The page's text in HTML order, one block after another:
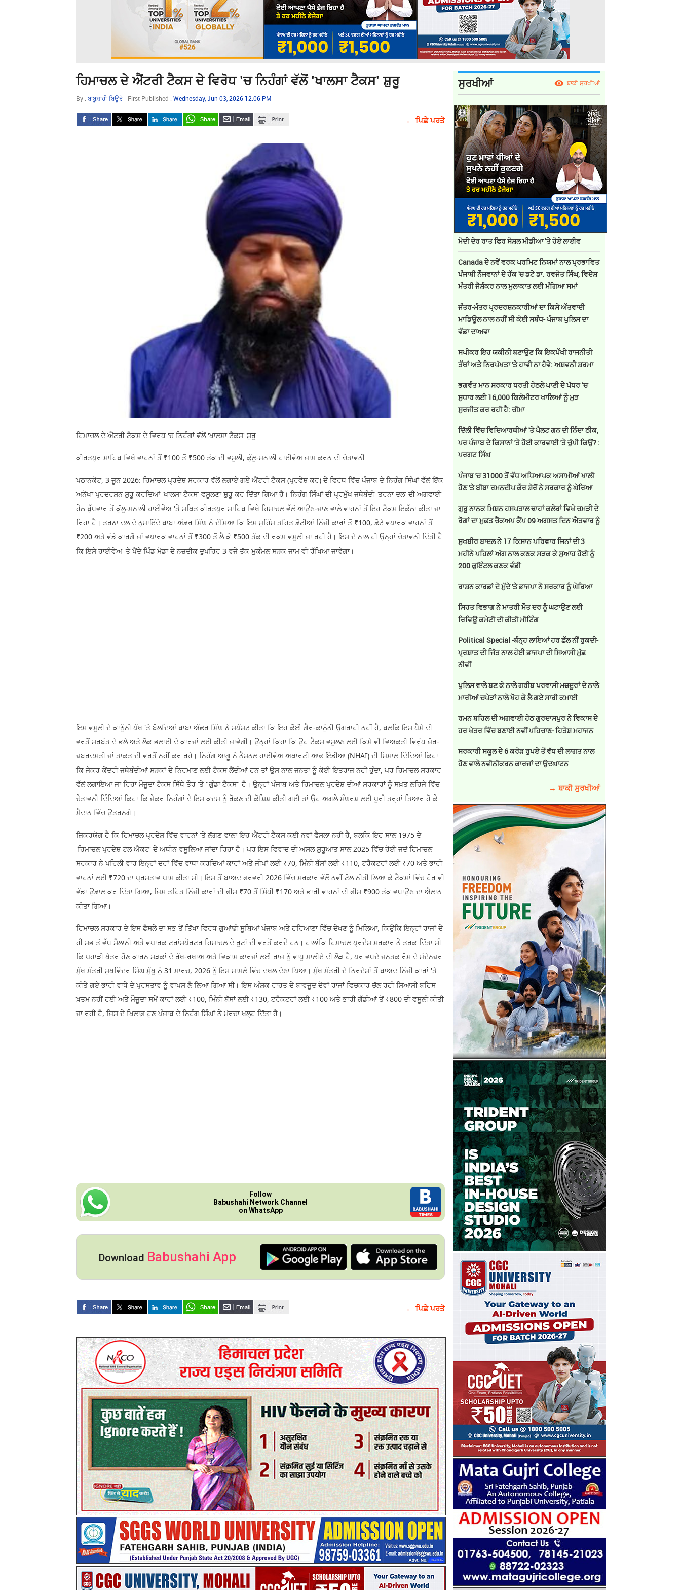
ਹਿਮਾਚਲ ਦੇ ਐਂਟਰੀ ਟੈਕਸ ਦੇ ਵਿਰੋਧ 'ਚ ਨਿਹੰਗਾਂ ਵੱਲੋਂ 'ਖਾਲਸਾ ਟੈਕਸ' ਸ਼ੁਰੂ
By : ਬਾਬੂਸ਼ਾਹੀ ਬਿਊਰੋ First Published : Wednesday, Jun 03, 2026 12:06 PM
← ਪਿਛੇ ਪਰਤੋ
ਹਿਮਾਚਲ ਦੇ ਐਂਟਰੀ ਟੈਕਸ ਦੇ ਵਿਰੋਧ 'ਚ ਨਿਹੰਗਾਂ ਵੱਲੋਂ 'ਖਾਲਸਾ ਟੈਕਸ' ਸ਼ੁਰੂ
ਕੀਰਤਪੁਰ ਸਾਹਿਬ ਵਿਖੇ ਵਾਹਨਾਂ ਤੋਂ ₹100 ਤੋਂ ₹500 ਤੱਕ ਦੀ ਵਸੂਲੀ, ਕੁੱਲੂ-ਮਨਾਲੀ ਹਾਈਵੇਅ ਜਾਮ ਕਰਨ ਦੀ ਚੇਤਾਵਨੀ
ਪਠਾਨਕੋਟ, 3 ਜੂਨ 2026: ਹਿਮਾਚਲ ਪ੍ਰਦੇਸ਼ ਸਰਕਾਰ ਵੱਲੋਂ ਲਗਾਏ ਗਏ ਐਂਟਰੀ ਟੈਕਸ (ਪ੍ਰਵੇਸ਼ ਕਰ) ਦੇ ਵਿਰੋਧ ਵਿੱਚ ਪੰਜਾਬ ਦੇ ਨਿਹੰਗ ਸਿੰਘਾਂ ਵੱਲੋਂ ਇੱਕ
ਅਨੋਖਾ ਪ੍ਰਦਰਸ਼ਨ ਸ਼ੁਰੂ ਕਰਦਿਆਂ 'ਖਾਲਸਾ ਟੈਕਸ' ਵਸੂਲਣਾ ਸ਼ੁਰੂ ਕਰ ਦਿੱਤਾ ਗਿਆ ਹੈ। ਨਿਹੰਗ ਸਿੰਘਾਂ ਦੀ ਪ੍ਰਮੁੱਖ ਜਥੇਬੰਦੀ 'ਤਰਨਾ ਦਲ' ਦੀ ਅਗਵਾਈ
ਹੇਠ ਬੁੱਧਵਾਰ ਤੋਂ ਕੁੱਲੂ-ਮਨਾਲੀ ਹਾਈਵੇਅ 'ਤੇ ਸਥਿਤ ਕੀਰਤਪੁਰ ਸਾਹਿਬ ਵਿਖੇ ਹਿਮਾਚਲ ਵੱਲੋਂ ਆਉਣ-ਜਾਣ ਵਾਲੇ ਵਾਹਨਾਂ ਤੋਂ ਇਹ ਟੈਕਸ ਇਕੱਠਾ ਕੀਤਾ ਜਾ
ਰਿਹਾ ਹੈ। ਤਰਨਾ ਦਲ ਦੇ ਨੁਮਾਇੰਦੇ ਬਾਬਾ ਅੱਛਰ ਸਿੰਘ ਨੇ ਦੱਸਿਆ ਕਿ ਇਸ ਮੁਹਿੰਮ ਤਹਿਤ ਛੋਟੀਆਂ ਨਿੱਜੀ ਕਾਰਾਂ ਤੋਂ ₹100, ਛੋਟੇ ਵਪਾਰਕ ਵਾਹਨਾਂ ਤੋਂ
₹200 ਅਤੇ ਵੱਡੇ ਕਾਰਗੋ ਜਾਂ ਵਪਾਰਕ ਵਾਹਨਾਂ ਤੋਂ ₹300 ਤੋਂ ਲੈ ਕੇ ₹500 ਤੱਕ ਦੀ ਰਕਮ ਵਸੂਲੀ ਜਾ ਰਹੀ ਹੈ। ਇਸ ਦੇ ਨਾਲ ਹੀ ਉਨ੍ਹਾਂ ਚੇਤਾਵਨੀ ਦਿੱਤੀ ਹੈ
ਕਿ ਇਸੇ ਹਾਈਵੇਅ 'ਤੇ ਪੈਂਦੇ ਪਿੰਡ ਮੋਡਾ ਦੇ ਨਜ਼ਦੀਕ ਦੁਪਹਿਰ 3 ਵਜੇ ਤੱਕ ਮੁਕੰਮਲ ਸੜਕ ਜਾਮ ਵੀ ਰੱਖਿਆ ਜਾਵੇਗਾ।
ਇਸ ਵਸੂਲੀ ਦੇ ਕਾਨੂੰਨੀ ਪੱਖ 'ਤੇ ਬੋਲਦਿਆਂ ਬਾਬਾ ਅੱਛਰ ਸਿੰਘ ਨੇ ਸਪੱਸ਼ਟ ਕੀਤਾ ਕਿ ਇਹ ਕੋਈ ਗੈਰ-ਕਾਨੂੰਨੀ ਉਗਰਾਹੀ ਨਹੀਂ ਹੈ, ਬਲਕਿ ਇਸ ਪੈਸੇ ਦੀ
ਵਰਤੋਂ ਸਰਬੱਤ ਦੇ ਭਲੇ ਅਤੇ ਲੋਕ ਭਲਾਈ ਦੇ ਕਾਰਜਾਂ ਲਈ ਕੀਤੀ ਜਾਵੇਗੀ। ਉਨ੍ਹਾਂ ਕਿਹਾ ਕਿ ਉਹ ਟੈਕਸ ਵਸੂਲਣ ਲਈ ਕਿਸੇ ਵੀ ਵਿਅਕਤੀ ਵਿਰੁੱਧ ਜ਼ੋਰ-
ਜ਼ਬਰਦਸਤੀ ਜਾਂ ਤਾਕਤ ਦੀ ਵਰਤੋਂ ਨਹੀਂ ਕਰ ਰਹੇ। ਨਿਹੰਗ ਆਗੂ ਨੇ ਨੈਸ਼ਨਲ ਹਾਈਵੇਅ ਅਥਾਰਟੀ ਆਫ਼ ਇੰਡੀਆ (NHAI) ਦੀ ਮਿਸਾਲ ਦਿੰਦਿਆਂ ਕਿਹਾ
ਕਿ ਜੇਕਰ ਕੇਂਦਰੀ ਜਥੇਬੰਦੀਆਂ ਸੜਕਾਂ ਦੇ ਨਿਰਮਾਣ ਲਈ ਟੈਕਸ ਲੈਂਦੀਆਂ ਹਨ ਤਾਂ ਉਸ ਨਾਲ ਜਨਤਾ ਨੂੰ ਕੋਈ ਇਤਰਾਜ਼ ਨਹੀਂ ਹੁੰਦਾ, ਪਰ ਹਿਮਾਚਲ ਸਰਕਾਰ
ਵੱਲੋਂ ਲਗਾਇਆ ਜਾ ਰਿਹਾ ਮੌਜੂਦਾ ਟੈਕਸ ਸਿੱਧੇ ਤੌਰ 'ਤੇ "ਗੁੰਡਾ ਟੈਕਸ" ਹੈ। ਉਨ੍ਹਾਂ ਪੰਜਾਬ ਅਤੇ ਹਿਮਾਚਲ ਪ੍ਰਦੇਸ਼ ਦੀਆਂ ਸਰਕਾਰਾਂ ਨੂੰ ਸਖ਼ਤ ਲਹਿਜੇ ਵਿੱਚ
ਚੇਤਾਵਨੀ ਦਿੰਦਿਆਂ ਕਿਹਾ ਕਿ ਜੇਕਰ ਨਿਹੰਗਾਂ ਦੇ ਇਸ ਕਦਮ ਨੂੰ ਰੋਕਣ ਦੀ ਕੋਸ਼ਿਸ਼ ਕੀਤੀ ਗਈ ਤਾਂ ਉਹ ਅਗਲੇ ਸੰਘਰਸ਼ ਲਈ ਪੂਰੀ ਤਰ੍ਹਾਂ ਤਿਆਰ ਹੋ ਕੇ
ਮੈਦਾਨ ਵਿੱਚ ਉਤਰਨਗੇ।
ਜ਼ਿਕਰਯੋਗ ਹੈ ਕਿ ਹਿਮਾਚਲ ਪ੍ਰਦੇਸ਼ ਵਿੱਚ ਵਾਹਨਾਂ 'ਤੇ ਲੱਗਣ ਵਾਲਾ ਇਹ ਐਂਟਰੀ ਟੈਕਸ ਕੋਈ ਨਵਾਂ ਫੈਸਲਾ ਨਹੀਂ ਹੈ, ਬਲਕਿ ਇਹ ਸਾਲ 1975 ਦੇ
'ਹਿਮਾਚਲ ਪ੍ਰਦੇਸ਼ ਟੋਲ ਐਕਟ' ਦੇ ਅਧੀਨ ਵਸੂਲਿਆ ਜਾਂਦਾ ਰਿਹਾ ਹੈ। ਪਰ ਇਸ ਵਿਵਾਦ ਦੀ ਅਸਲ ਸ਼ੁਰੂਆਤ ਸਾਲ 2025 ਵਿੱਚ ਹੋਈ ਜਦੋਂ ਹਿਮਾਚਲ
ਸਰਕਾਰ ਨੇ ਪਹਿਲੀ ਵਾਰ ਇਨ੍ਹਾਂ ਦਰਾਂ ਵਿੱਚ ਵਾਧਾ ਕਰਦਿਆਂ ਕਾਰਾਂ ਅਤੇ ਜੀਪਾਂ ਲਈ ₹70, ਮਿੰਨੀ ਬੱਸਾਂ ਲਈ ₹110, ਟਰੈਕਟਰਾਂ ਲਈ ₹70 ਅਤੇ ਭਾਰੀ
ਵਾਹਨਾਂ ਲਈ ₹720 ਦਾ ਪ੍ਰਸਤਾਵ ਪਾਸ ਕੀਤਾ ਸੀ। ਇਸ ਤੋਂ ਬਾਅਦ ਫਰਵਰੀ 2026 ਵਿੱਚ ਸਰਕਾਰ ਵੱਲੋਂ ਨਵੀਂ ਟੋਲ ਨੀਤੀ ਲਿਆ ਕੇ ਟੈਕਸਾਂ ਵਿੱਚ ਹੋਰ ਵੀ
ਵੱਡਾ ਉਛਾਲ ਕਰ ਦਿੱਤਾ ਗਿਆ, ਜਿਸ ਤਹਿਤ ਨਿੱਜੀ ਕਾਰਾਂ ਦੀ ਫੀਸ ₹70 ਤੋਂ ਸਿੱਧੀ ₹170 ਅਤੇ ਭਾਰੀ ਵਾਹਨਾਂ ਦੀ ਫੀਸ ₹900 ਤੱਕ ਵਧਾਉਣ ਦਾ ਐਲਾਨ
ਕੀਤਾ ਗਿਆ।
ਹਿਮਾਚਲ ਸਰਕਾਰ ਦੇ ਇਸ ਫੈਸਲੇ ਦਾ ਸਭ ਤੋਂ ਤਿੱਖਾ ਵਿਰੋਧ ਗੁਆਂਢੀ ਸੂਬਿਆਂ ਪੰਜਾਬ ਅਤੇ ਹਰਿਆਣਾ ਵਿੱਚ ਦੇਖਣ ਨੂੰ ਮਿਲਿਆ, ਕਿਉਂਕਿ ਇਨ੍ਹਾਂ ਰਾਜਾਂ ਦੇ
ਹੀ ਸਭ ਤੋਂ ਵੱਧ ਸੈਲਾਨੀ ਅਤੇ ਵਪਾਰਕ ਟਰਾਂਸਪੋਰਟਰ ਹਿਮਾਚਲ ਦੇ ਰੂਟਾਂ ਦੀ ਵਰਤੋਂ ਕਰਦੇ ਹਨ। ਹਾਲਾਂਕਿ ਹਿਮਾਚਲ ਪ੍ਰਦੇਸ਼ ਸਰਕਾਰ ਨੇ ਤਰਕ ਦਿੱਤਾ ਸੀ
ਕਿ ਪਹਾੜੀ ਖੇਤਰ ਹੋਣ ਕਾਰਨ ਸੜਕਾਂ ਦੇ ਰੱਖ-ਰਖਾਅ ਅਤੇ ਵਿਕਾਸ ਕਾਰਜਾਂ ਲਈ ਰਾਜ ਨੂੰ ਵਾਧੂ ਮਾਲੀਏ ਦੀ ਲੋੜ ਹੈ, ਪਰ ਵਧਦੇ ਜਨਤਕ ਰੋਸ ਦੇ ਮੱਦੇਨਜ਼ਰ
ਮੁੱਖ ਮੰਤਰੀ ਸੁਖਵਿੰਦਰ ਸਿੰਘ ਸੁੱਖੂ ਨੂੰ 31 ਮਾਰਚ, 2026 ਨੂੰ ਇਸ ਮਾਮਲੇ ਵਿੱਚ ਦਖਲ ਦੇਣਾ ਪਿਆ। ਮੁੱਖ ਮੰਤਰੀ ਦੇ ਨਿਰਦੇਸ਼ਾਂ ਤੋਂ ਬਾਅਦ ਨਿੱਜੀ ਕਾਰਾਂ 'ਤੇ
ਕੀਤੇ ਗਏ ਭਾਰੀ ਵਾਧੇ ਦੇ ਪ੍ਰਸਤਾਵ ਨੂੰ ਵਾਪਸ ਲੈ ਲਿਆ ਗਿਆ ਸੀ। ਇਸ ਅੰਸ਼ਕ ਰਾਹਤ ਦੇ ਬਾਵਜੂਦ ਦੋਵਾਂ ਰਾਜਾਂ ਵਿਚਕਾਰ ਚੱਲ ਰਹੀ ਸਿਆਸੀ ਬਹਿਸ
ਖ਼ਤਮ ਨਹੀਂ ਹੋਈ ਅਤੇ ਮੌਜੂਦਾ ਸਮੇਂ ਕਾਰਾਂ ਲਈ ₹100, ਮਿੰਨੀ ਬੱਸਾਂ ਲਈ ₹130, ਟਰੈਕਟਰਾਂ ਲਈ ₹100 ਅਤੇ ਭਾਰੀ ਗੱਡੀਆਂ ਤੋਂ ₹800 ਦੀ ਵਸੂਲੀ ਕੀਤੀ
ਜਾ ਰਹੀ ਹੈ, ਜਿਸ ਦੇ ਖਿਲਾਫ਼ ਹੁਣ ਪੰਜਾਬ ਦੇ ਨਿਹੰਗ ਸਿੰਘਾਂ ਨੇ ਮੋਰਚਾ ਖੋਲ੍ਹ ਦਿੱਤਾ ਹੈ।
Follow
Babushahi Network Channel
on WhatsApp
Download Babushahi App
← ਪਿਛੇ ਪਰਤੋ
ਸੁਰਖੀਆਂ ਬਾਕੀ ਸੁਰਖੀਆਂ
ਮੋਦੀ ਦੇਰ ਰਾਤ ਫਿਰ ਸੋਸ਼ਲ ਮੀਡੀਆ ’ਤੇ ਹੋਏ ਲਾਈਵ
Canada ਦੇ ਨਵੇਂ ਵਰਕ ਪਰਮਿਟ ਨਿਯਮਾਂ ਨਾਲ ਪ੍ਰਭਾਵਿਤ
ਪੰਜਾਬੀ ਨੌਜਵਾਨਾਂ ਦੇ ਹੱਕ 'ਚ ਡਟੇ ਡਾ. ਰਵਜੋਤ ਸਿੰਘ, ਵਿਦੇਸ਼
ਮੰਤਰੀ ਜੈਸ਼ੰਕਰ ਨਾਲ ਮੁਲਾਕਾਤ ਲਈ ਮੰਗਿਆ ਸਮਾਂ
ਜੰਤਰ-ਮੰਤਰ ਪ੍ਰਦਰਸ਼ਨਕਾਰੀਆਂ ਦਾ ਕਿਸੇ ਅੱਤਵਾਦੀ
ਮਾਡਿਊਲ ਨਾਲ ਨਹੀਂ ਸੀ ਕੋਈ ਸਬੰਧ- ਪੰਜਾਬ ਪੁਲਿਸ ਦਾ
ਵੱਡਾ ਦਾਅਵਾ
ਸਪੀਕਰ ਇਹ ਯਕੀਨੀ ਬਣਾਉਣ ਕਿ ਇਕਪੱਖੀ ਰਾਜਨੀਤੀ
ਤੱਥਾਂ ਅਤੇ ਨਿਰਪੱਖਤਾ 'ਤੇ ਹਾਵੀ ਨਾ ਹੋਵੇ: ਅਸ਼ਵਨੀ ਸ਼ਰਮਾ
ਭਗਵੰਤ ਮਾਨ ਸਰਕਾਰ ਧਰਤੀ ਹੇਠਲੇ ਪਾਣੀ ਦੇ ਪੱਧਰ ‘ਚ
ਸੁਧਾਰ ਲਈ 16,000 ਕਿਲੋਮੀਟਰ ਖਾਲਿਆਂ ਨੂੰ ਮੁੜ
ਸੁਰਜੀਤ ਕਰ ਰਹੀ ਹੈ: ਚੀਮਾ
ਦਿੱਲੀ ਵਿੱਚ ਵਿਦਿਆਰਥੀਆਂ 'ਤੇ ਪੈਲਟ ਗਨ ਦੀ ਨਿੰਦਾ ਠੀਕ,
ਪਰ ਪੰਜਾਬ ਦੇ ਕਿਸਾਨਾਂ 'ਤੇ ਹੋਈ ਕਾਰਵਾਈ 'ਤੇ ਚੁੱਪੀ ਕਿਉਂ? :
ਪਰਗਟ ਸਿੰਘ
ਪੰਜਾਬ 'ਚ 31000 ਤੋਂ ਵੱਧ ਅਧਿਆਪਕ ਅਸਾਮੀਆਂ ਖਾਲੀ
ਹੋਣ 'ਤੇ ਬੀਬਾ ਰਮਨਦੀਪ ਕੌਰ ਸ਼ੇਰੋਂ ਨੇ ਸਰਕਾਰ ਨੂੰ ਘੇਰਿਆ
ਗੁਰੂ ਨਾਨਕ ਮਿਸ਼ਨ ਹਸਪਤਾਲ ਢਾਹਾਂ ਕਲੇਰਾਂ ਵਿਖੇ ਚਮੜੀ ਦੇ
ਰੋਗਾਂ ਦਾ ਮੁਫ਼ਤ ਚੈੱਕਅਪ ਕੈਂਪ 09 ਅਗਸਤ ਦਿਨ ਐਤਵਾਰ ਨੂੰ
ਸੁਖਬੀਰ ਬਾਦਲ ਨੇ 17 ਕਿਸਾਨ ਪਰਿਵਾਰ ਜਿਨਾਂ ਦੀ 3
ਮਹੀਨੇ ਪਹਿਲਾਂ ਅੱਗ ਨਾਲ ਕਣਕ ਸੜਕ ਕੇ ਸੁਆਹ ਹੋਈ ਨੂੰ
200 ਕੁਇੰਟਲ ਕਣਕ ਵੰਡੀ
ਰਾਸ਼ਨ ਕਾਰਡਾਂ ਦੇ ਮੁੱਦੇ 'ਤੇ ਭਾਜਪਾ ਨੇ ਸਰਕਾਰ ਨੂੰ ਘੇਰਿਆ
ਸਿਹਤ ਵਿਭਾਗ ਨੇ ਮਾਤਰੀ ਮੌਤ ਦਰ ਨੂੰ ਘਟਾਉਣ ਲਈ
ਰਿਵਿਊ ਕਮੇਟੀ ਦੀ ਕੀਤੀ ਮੀਟਿੰਗ
Political Special -ਬੰਨ੍ਹ ਲਾਇਆਂ ਹਰ ਛੱਲ ਨੀਂ ਰੁਕਦੀ-
ਪ੍ਰਸ਼ਾਤ ਦੀ ਜਿੱਤ ਨਾਲ ਹੋਈ ਭਾਜਪਾ ਦੀ ਸਿਆਸੀ ਮੁੱਛ
ਨੀਵੀਂ
ਪੁਲਿਸ ਵਾਲੇ ਬਣ ਕੇ ਨਾਲੇ ਗਰੀਬ ਪਰਵਾਸੀ ਮਜ਼ਦੂਰਾਂ ਦੇ ਨਾਲੇ
ਮਾਰੀਆਂ ਚਪੇੜਾਂ ਨਾਲੇ ਖੋਹ ਕੇ ਲੈ ਗਏ ਸਾਰੀ ਕਮਾਈ
ਰਮਨ ਬਹਿਲ ਦੀ ਅਗਵਾਈ ਹੇਠ ਗੁਰਦਾਸਪੁਰ ਨੇ ਵਿਕਾਸ ਦੇ
ਹਰ ਖੇਤਰ ਵਿੱਚ ਬਣਾਈ ਨਵੀਂ ਪਹਿਚਾਣ- ਹਿਤੇਸ਼ ਮਹਾਜਨ
ਸਰਕਾਰੀ ਸਕੂਲ ਦੇ 6 ਕਰੋੜ ਰੁਪਏ ਤੋਂ ਵੱਧ ਦੀ ਲਾਗਤ ਨਾਲ
ਹੋਣ ਵਾਲੇ ਨਵੀਨੀਕਰਨ ਕਾਰਜਾਂ ਦਾ ਉਦਘਾਟਨ
→ ਬਾਕੀ ਸੁਰਖੀਆਂ